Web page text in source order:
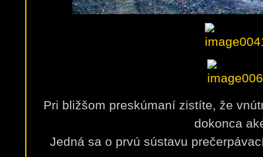
Pri bližšom preskúmaní zistíte, že
dokonca
Jedná sa o prvú sústavu